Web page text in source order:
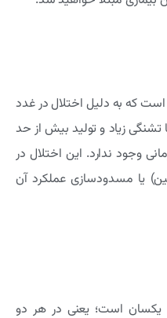
است که به دلیل اختلال در غدد
تشنگی زیاد و تولید بیش از حد
وجود ندارد. این اختلال در
یا مسدودسازی عملکرد آن
است؛ یعنی در هر دو